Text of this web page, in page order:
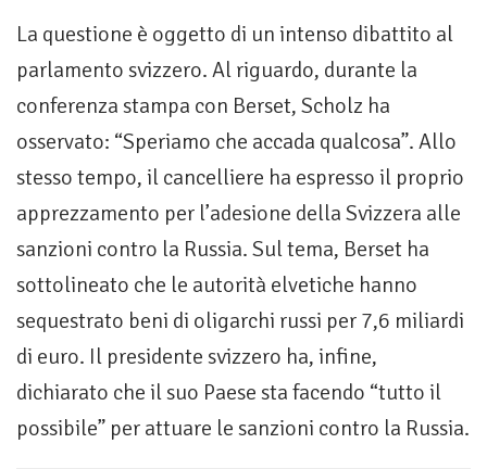
La questione è oggetto di un intenso dibattito al
parlamento svizzero. Al riguardo, durante la
conferenza stampa con Berset, Scholz ha
osservato: “Speriamo che accada qualcosa”. Allo
stesso tempo, il cancelliere ha espresso il proprio
apprezzamento per l’adesione della Svizzera alle
sanzioni contro la Russia. Sul tema, Berset ha
sottolineato che le autorità elvetiche hanno
sequestrato beni di oligarchi russi per 7,6 miliardi
di euro. Il presidente svizzero ha, infine,
dichiarato che il suo Paese sta facendo “tutto il
possibile” per attuare le sanzioni contro la Russia.